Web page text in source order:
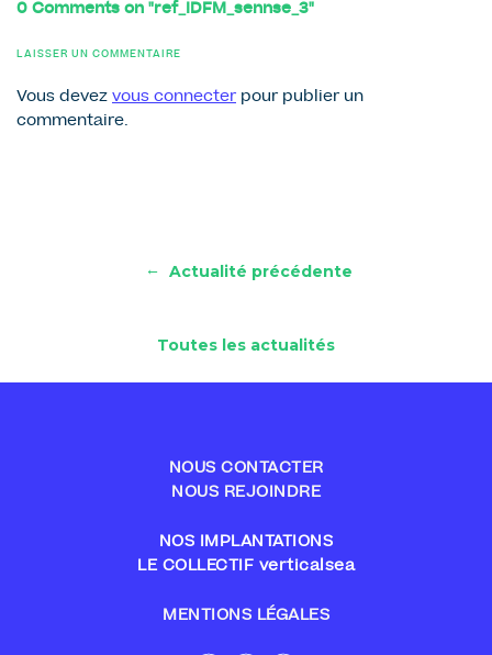
0 Comments on "ref_IDFM_sennse_3"
LAISSER UN COMMENTAIRE
Vous devez vous connecter pour publier un
commentaire.
← Actualité précédente
Toutes les actualités
NOUS CONTACTER
NOUS REJOINDRE
NOS IMPLANTATIONS
LE COLLECTIF verticalsea
MENTIONS LÉGALES